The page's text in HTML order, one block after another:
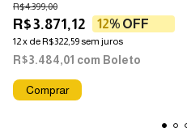
R$3.871,12
R$4.399,00
12% OFF
12x deR$322,59sem juros
R$3.484,01 com Boleto